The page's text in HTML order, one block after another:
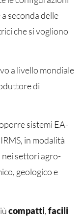
seconda delle
che si vogliono
a livello mondiale
di
sistemi EA-
in modalità
settori agro-
geologico e
compatti,facili